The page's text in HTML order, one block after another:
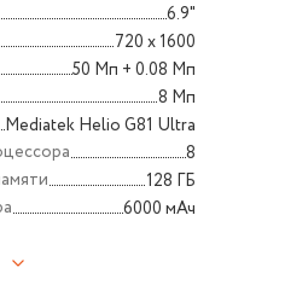
6.9"
720 x 1600
50 Мп + 0.08 Мп
8 Мп
Mediatek Helio G81 Ultra
8
128 ГБ
6000 мАч